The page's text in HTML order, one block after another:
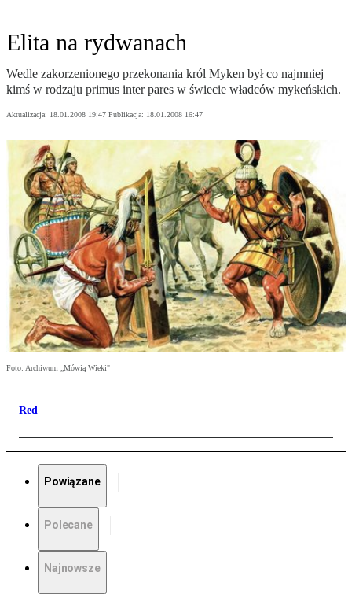
Elita na rydwanach
Wedle zakorzenionego przekonania król Myken był co najmniej
kimś w rodzaju primus inter pares w świecie władców mykeńskich.
Aktualizacja: 18.01.2008 19:47 Publikacja: 18.01.2008 16:47
Foto: Archiwum „Mówią Wieki"
Red
Powiązane
Polecane
Najnowsze